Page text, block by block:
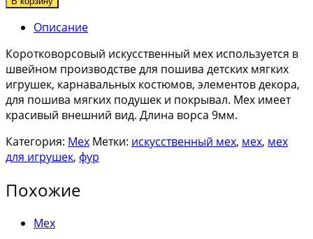
Описание
Коротковорсовый искусственный мех используется в
швейном производстве для пошива детских мягких
игрушек, карнавальных костюмов, элементов декора,
для пошива мягких подушек и покрывал. Мех имеет
красивый внешний вид. Длина ворса 9мм.
Категория: Мех Метки: искусственный мех, мех, мех
для игрушек, фур
Похожие
Мех